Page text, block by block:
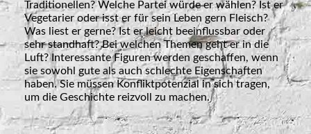
Traditionellen? Welche Partei würde er wählen? Ist er
Vegetarier oder isst er für sein Leben gern Fleisch?
Was liest er gerne? Ist er leicht beeinflussbar oder
sehr standhaft? Bei welchen Themen geht er in die
Luft? Interessante Figuren werden geschaffen, wenn
sie sowohl gute als auch schlechte Eigenschaften
haben. Sie müssen Konfliktpotenzial in sich tragen,
um die Geschichte reizvoll zu machen.